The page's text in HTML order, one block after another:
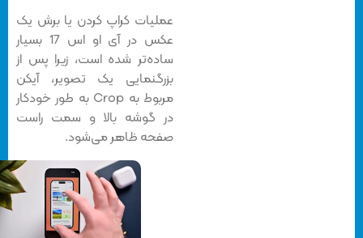
عملیات کراپ کردن یا برش یک
عکس در آی او اس 17 بسیار
ساده‌تر شده است، زیرا پس از
بزرگنمایی یک تصویر، آیکن
مربوط به Crop به طور خودکار
در گوشه بالا و سمت راست
صفحه ظاهر می‌شود.